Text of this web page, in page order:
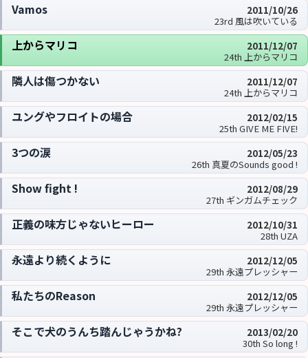
Vamos
2011/10/26
23rd 風は吹いている
上からマリコ
2011/12/07
24th 上からマリコ
隣人は傷つかない
2011/12/07
24th 上からマリコ
ユングやフロイトの場合
2012/02/15
25th GIVE ME FIVE!
3つの涙
2012/05/23
26th 真夏のSounds good !
Show fight !
2012/08/29
27th ギンガムチェック
正義の味方じゃないヒーロー
2012/10/31
28th UZA
永遠より続くように
2012/12/05
29th 永遠プレッシャー
私たちのReason
2012/12/05
29th 永遠プレッシャー
そこで犬のうんち踏んじゃうかね?
2013/02/20
30th So long !